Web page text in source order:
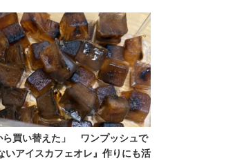
ら買い替えた」 ワンプッシュで
いアイスカフェオレ』作りにも活